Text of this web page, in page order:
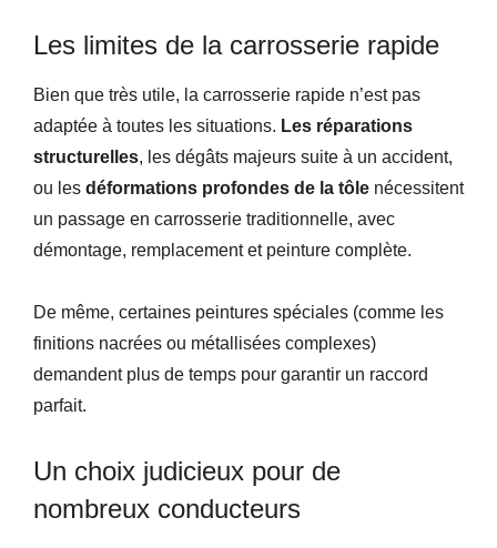
Les limites de la carrosserie rapide
Bien que très utile, la carrosserie rapide n’est pas
adaptée à toutes les situations. Les réparations
structurelles, les dégâts majeurs suite à un accident,
ou les déformations profondes de la tôle nécessitent
un passage en carrosserie traditionnelle, avec
démontage, remplacement et peinture complète.
De même, certaines peintures spéciales (comme les
finitions nacrées ou métallisées complexes)
demandent plus de temps pour garantir un raccord
parfait.
Un choix judicieux pour de
nombreux conducteurs